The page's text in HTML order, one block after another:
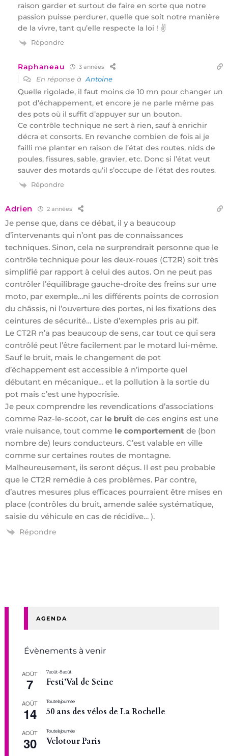
raison garder et surtout de faire en sorte que notre
passion puisse perdurer, quelle que soit notre manière
de la vivre, tant qu’elle respecte la loi ! ✌️
Répondre
Raphaneau 3 années
En réponse à Antoine
Quelle rigolade, il faut moins de 10 mn pour changer un
pot d’échappement, et encore je ne parle même pas
des pots où il suffit d’appuyer sur un bouton.
Ce contrôle technique ne sert à rien, sauf à enrichir
décra et consorts. En revanche combien de fois ai je
failli me planter en raison de l’état des routes, nids de
poules, fissures, sable, gravier, etc. Donc si l’état veut
sauver des motards qu’il s’occupe de l’état des routes.
Répondre
Adrien 2 années
Je pense que, dans ce débat, il y a beaucoup
d’intervenants qui n’ont pas de connaissances
techniques. Sinon, cela ne surprendrait personne que le
contrôle technique pour les deux-roues (CT2R) soit très
simplifié par rapport à celui des autos. On ne peut pas
contrôler l’équilibrage gauche-droite des freins sur une
moto, par exemple…ni les différents points de corrosion
du châssis, ni l’ouverture des portes, ni les fixations des
ceintures de sécurité… Liste d’exemples pris au pif.
Le CT2R n’a pas beaucoup de sens, car tout ce qui sera
contrôlé peut l’être facilement par le motard lui-même.
Sauf le bruit, mais le changement de pot
d’échappement est accessible à n’importe quel
débutant en mécanique… et la pollution à la sortie du
pot mais c’est une hypocrisie.
Je peux comprendre les revendications d’associations
comme Raz-le-scoot, car le bruit de ces engins est une
vraie nuisance, tout comme le comportement de (bon
nombre de) leurs conducteurs. C’est valable en ville
comme sur certaines routes de montagne.
Malheureusement, ils seront déçus. Il est peu probable
que le CT2R remédie à ces problèmes. Par contre,
d’autres mesures plus efficaces pourraient être mises en
place (contrôles du bruit, amende salée systématique,
saisie du véhicule en cas de récidive… ).
Répondre
AGENDA
Évènements à venir
AOÛT
7
7 août-8 août
Festi’Val de Seine
AOÛT
14
Toute la journée
50 ans des vélos de La Rochelle
AOÛT
30
Toute la journée
Velotour Paris